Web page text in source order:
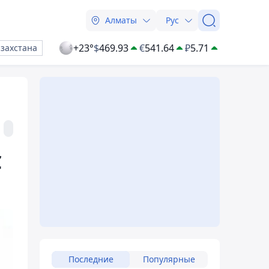
Алматы Рус
+23°$469.93 €541.64 ₽5.71
Последние Популярные